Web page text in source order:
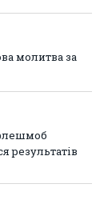
молитва за
результатів